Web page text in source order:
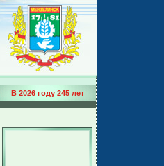
В 2026 году 245 лет